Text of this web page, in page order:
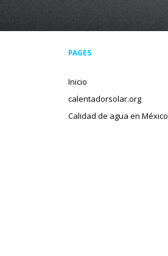
PAGES
Inicio
calentadorsolar.org
Calidad de agua en México